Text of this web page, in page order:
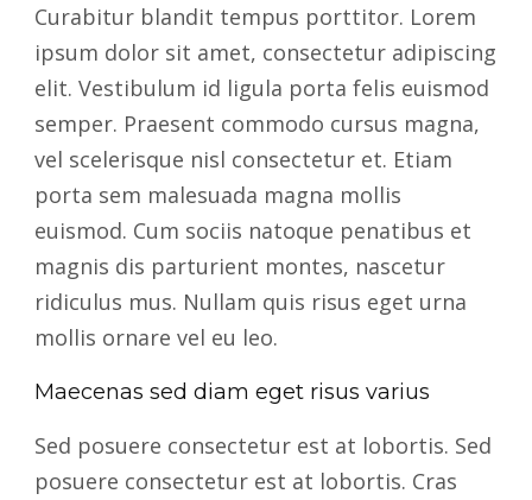
Curabitur blandit tempus porttitor. Lorem
ipsum dolor sit amet, consectetur adipiscing
elit. Vestibulum id ligula porta felis euismod
semper. Praesent commodo cursus magna,
vel scelerisque nisl consectetur et. Etiam
porta sem malesuada magna mollis
euismod. Cum sociis natoque penatibus et
magnis dis parturient montes, nascetur
ridiculus mus. Nullam quis risus eget urna
mollis ornare vel eu leo.
Maecenas sed diam eget risus varius
Sed posuere consectetur est at lobortis. Sed
posuere consectetur est at lobortis. Cras